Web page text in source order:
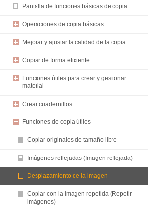
Pantalla de funciones básicas de copia
Operaciones de copia básicas
Mejorar y ajustar la calidad de la copia
Copiar de forma eficiente
Funciones útiles para crear y gestionar
material
Crear cuadernillos
Funciones de copia útiles
Copiar originales de tamaño libre
Imágenes reflejadas (Imagen reflejada)
Desplazamiento de la imagen
Copiar con la imagen repetida (Repetir
imágenes)